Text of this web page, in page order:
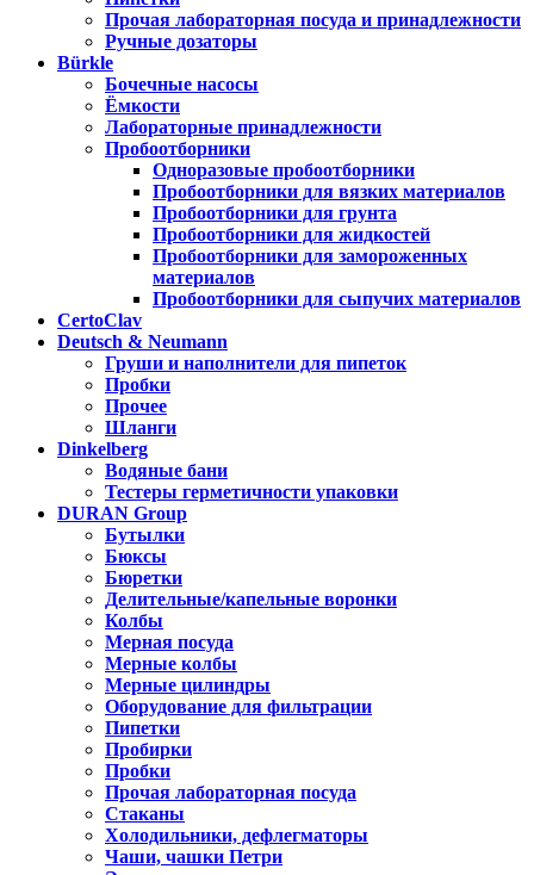
Прочая лабораторная посуда и принадлежности
Ручные дозаторы
Bürkle
Бочечные насосы
Ёмкости
Лабораторные принадлежности
Пробоотборники
Одноразовые пробоотборники
Пробоотборники для вязких материалов
Пробоотборники для грунта
Пробоотборники для жидкостей
Пробоотборники для замороженных
материалов
Пробоотборники для сыпучих материалов
CertoClav
Deutsch & Neumann
Груши и наполнители для пипеток
Пробки
Прочее
Шланги
Dinkelberg
Водяные бани
Тестеры герметичности упаковки
DURAN Group
Бутылки
Бюксы
Бюретки
Делительные/капельные воронки
Колбы
Мерная посуда
Мерные колбы
Мерные цилиндры
Оборудование для фильтрации
Пипетки
Пробирки
Пробки
Прочая лабораторная посуда
Стаканы
Холодильники, дефлегматоры
Чаши, чашки Петри